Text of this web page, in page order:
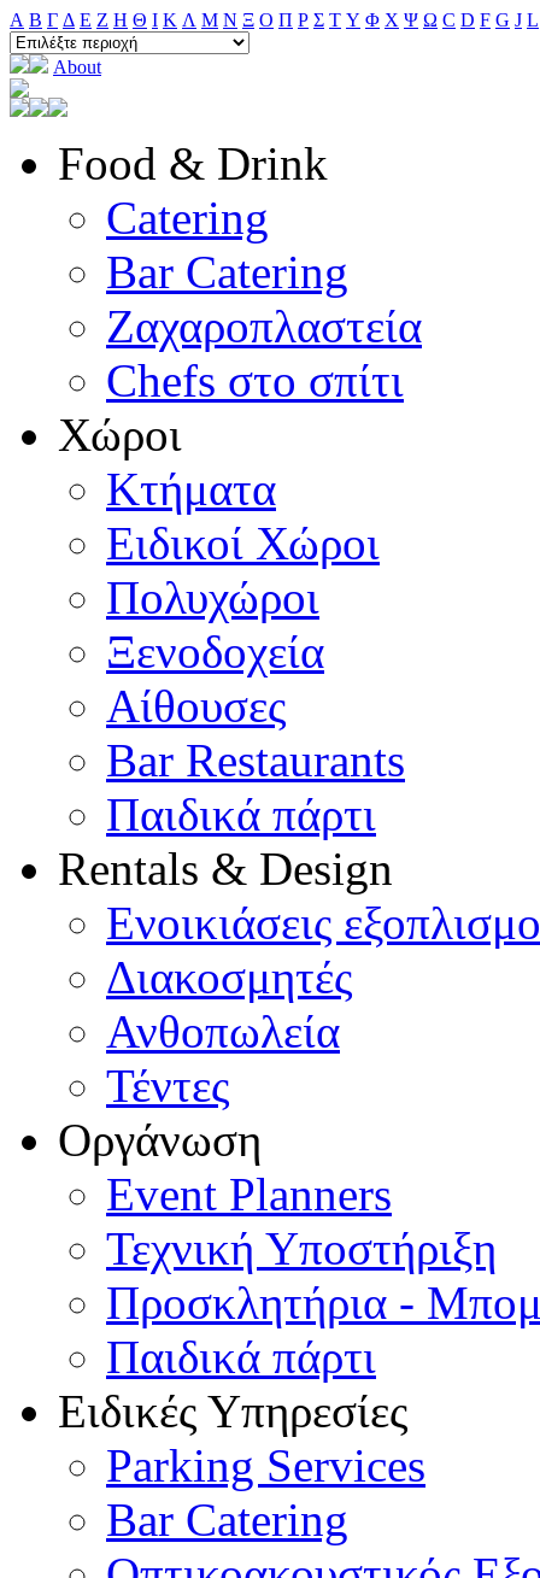
A B Γ Δ E Ζ H Θ I K Λ M N Ξ O Π Ρ Σ T Y Φ Χ Ψ Ω C D F G J L
About
Food & Drink
Catering
Bar Catering
Ζαχαροπλαστεία
Chefs στο σπίτι
Χώροι
Κτήματα
Ειδικοί Χώροι
Πολυχώροι
Ξενοδοχεία
Αίθουσες
Bar Restaurants
Παιδικά πάρτι
Rentals & Design
Ενοικιάσεις
Διακοσμητές
Ανθοπωλεία
Τέντες
Οργάνωση
Event Planners
Τεχνική Υποστήριξη
Προσκλητήρια -
Παιδικά πάρτι
Ειδικές Υπηρεσίες
Parking Services
Bar Catering